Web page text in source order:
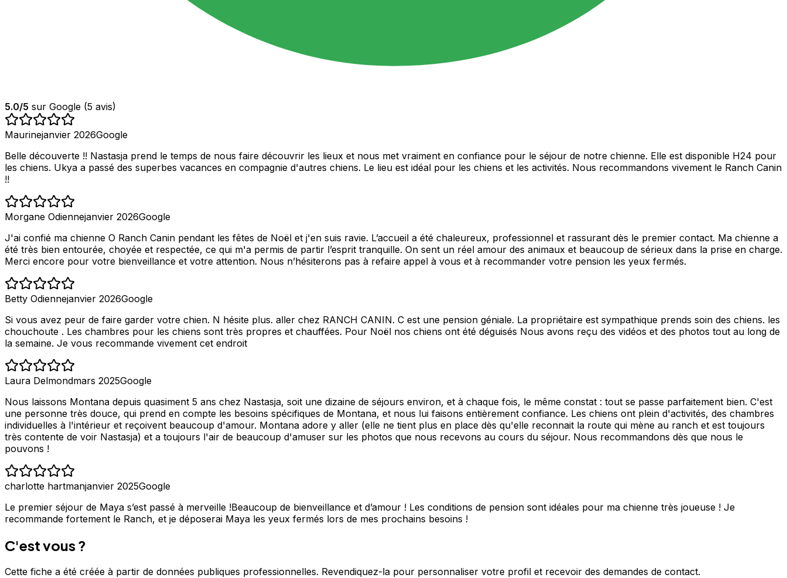
5.0/5 sur Google (5 avis)
Maurinejanvier 2026Google
Belle découverte !! Nastasja prend le temps de nous faire découvrir les lieux et nous met vraiment en confiance pour le séjour de notre chienne. Elle est disponible H24 pour
les chiens. Ukya a passé des superbes vacances en compagnie d'autres chiens. Le lieu est idéal pour les chiens et les activités. Nous recommandons vivement le Ranch Canin
!!
Morgane Odiennejanvier 2026Google
J'ai confié ma chienne O Ranch Canin pendant les fêtes de Noël et j'en suis ravie. L’accueil a été chaleureux, professionnel et rassurant dès le premier contact. Ma chienne a
été très bien entourée, choyée et respectée, ce qui m'a permis de partir l’esprit tranquille. On sent un réel amour des animaux et beaucoup de sérieux dans la prise en charge.
Merci encore pour votre bienveillance et votre attention. Nous n’hésiterons pas à refaire appel à vous et à recommander votre pension les yeux fermés.
Betty Odiennejanvier 2026Google
Si vous avez peur de faire garder votre chien. N hésite plus. aller chez RANCH CANIN. C est une pension géniale. La propriétaire est sympathique prends soin des chiens. les
chouchoute . Les chambres pour les chiens sont très propres et chauffées. Pour Noël nos chiens ont été déguisés Nous avons reçu des vidéos et des photos tout au long de
la semaine. Je vous recommande vivement cet endroit
Laura Delmondmars 2025Google
Nous laissons Montana depuis quasiment 5 ans chez Nastasja, soit une dizaine de séjours environ, et à chaque fois, le même constat : tout se passe parfaitement bien. C'est
une personne très douce, qui prend en compte les besoins spécifiques de Montana, et nous lui faisons entièrement confiance. Les chiens ont plein d'activités, des chambres
individuelles à l'intérieur et reçoivent beaucoup d'amour. Montana adore y aller (elle ne tient plus en place dès qu'elle reconnait la route qui mène au ranch et est toujours
très contente de voir Nastasja) et a toujours l'air de beaucoup d'amuser sur les photos que nous recevons au cours du séjour. Nous recommandons dès que nous le
pouvons !
charlotte hartmanjanvier 2025Google
Le premier séjour de Maya s’est passé à merveille !Beaucoup de bienveillance et d’amour ! Les conditions de pension sont idéales pour ma chienne très joueuse ! Je
recommande fortement le Ranch, et je déposerai Maya les yeux fermés lors de mes prochains besoins !
C'est vous ?
Cette fiche a été créée à partir de données publiques professionnelles. Revendiquez-la pour personnaliser votre profil et recevoir des demandes de contact.